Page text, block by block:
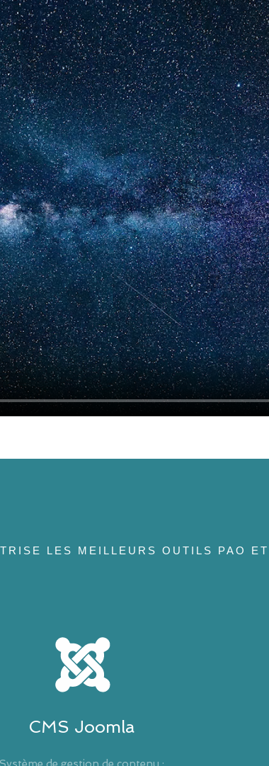
LES MEILLEURS OUTILS PAO
CMS Joomla